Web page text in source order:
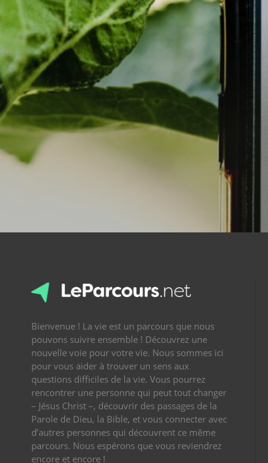
Bienvenue ! La vie est un parcours que nous
pouvons suivre ensemble ! Découvrez une
nouvelle voie pour votre vie. Nous sommes ici
pour vous aider à trouver un sens aux
questions difficiles de la vie. Vous pourrez
rencontrer une personne qui peut tout changer
– Jésus Christ –, découvrir des passages de la
Parole de Dieu, la Bible, et vous connecter avec
d’autres personnes qui découvrent ce même
parcours. Nous espérons que vous reviendrez
encore et encore !